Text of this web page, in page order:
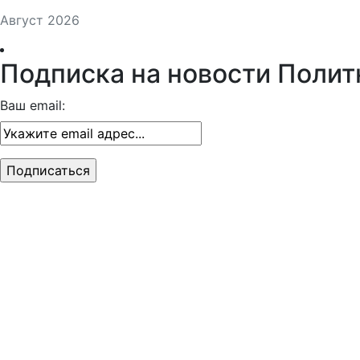
Август 2026
Подписка на новости
Ваш email: